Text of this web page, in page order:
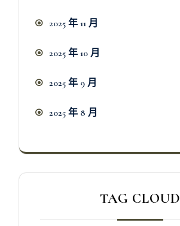
2025 年 11 月
2025 年 10 月
2025 年 9 月
2025 年 8 月
TAG CLOUD